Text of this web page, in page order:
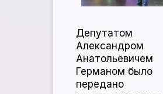
Депутатом
Александром
Анатольевичем
Германом было
передано